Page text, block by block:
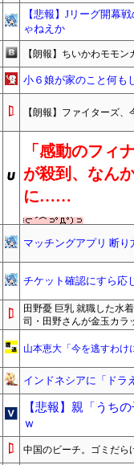
【悲報】Jリーグ開幕
ゃねえか
【朗報】ちいかわモモ
小６娘が家のこと何も
【朗報】ファイターズ
「感動のフィ
が殺到、なん
に……
マッチングアプリ 断り
チケット確認にすら応
田野憂 巨乳 就職した水
司・田野さんが金玉カラ
山本恵大「今を逃すわけ
インドネシアに「ドラ
【悲報】親「うち
ｗ
中国のビーチ。ゴミだら